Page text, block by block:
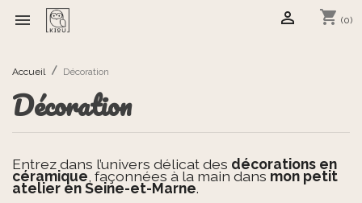
 shopping_cart (0)

Accueil Décoration
Décoration
Entrez dans l’univers délicat des décorations en
céramique, façonnées à la main dans mon petit
atelier en Seine-et-Marne.